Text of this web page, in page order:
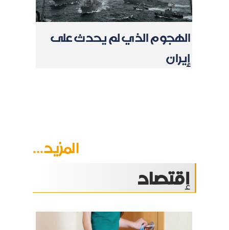
الهجوم الذي لم يحدث على
إيران
المزيد...
إقتصاد